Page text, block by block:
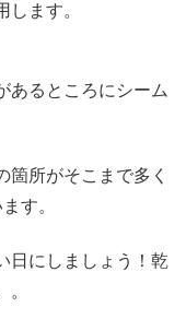
ます。
あるところにシーム
箇所がそこまで多く
す。
日にしましょう！乾